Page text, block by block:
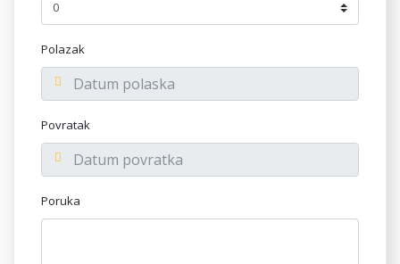
Polazak
Povratak
Poruka